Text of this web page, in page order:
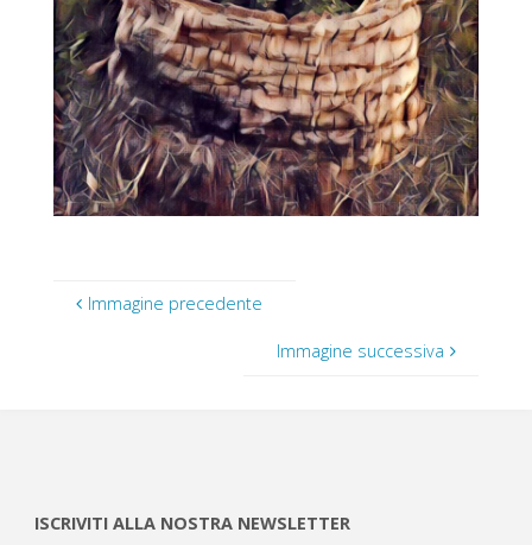
Immagine precedente
Immagine successiva
ISCRIVITI ALLA NOSTRA NEWSLETTER